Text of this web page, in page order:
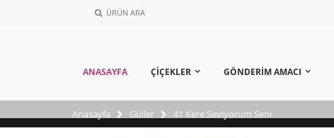
ÜRÜN ARA
ANASAYFA ÇİÇEKLER GÖNDERİM AMACI
Anasayfa Güller 41 Kere Seviyorum Senı